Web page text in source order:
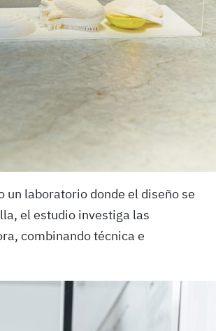
un laboratorio donde el diseño se
el estudio investiga las
combinando técnica e